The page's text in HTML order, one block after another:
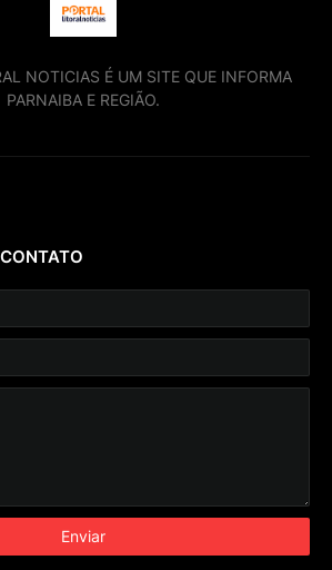
NOTICIAS É UM SITE QUE INFORMA
PARNAIBA E REGIÃO.